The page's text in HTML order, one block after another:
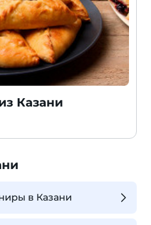
Казани
в Казани